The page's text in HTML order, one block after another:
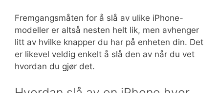
Fremgangsmåten for å slå av ulike iPhone-
modeller er altså nesten helt lik, men avhenger
litt av hvilke knapper du har på enheten din. Det
er likevel veldig enkelt å slå den av når du vet
hvordan du gjør det.